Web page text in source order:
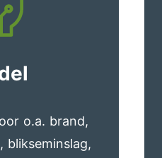
o.a. brand,
blikseminslag,